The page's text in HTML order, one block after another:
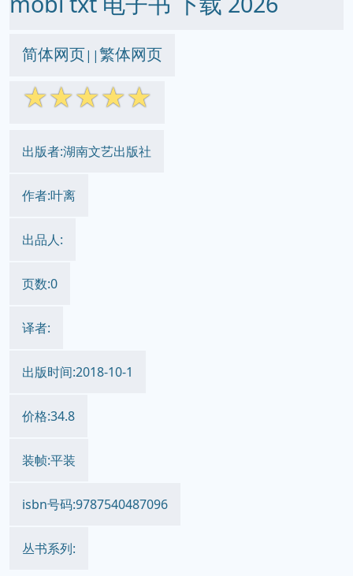
简体网页||繁体网页
☆☆☆☆☆
出版者:湖南文艺出版社
作者:叶离
出品人:
页数:0
译者:
出版时间:2018-10-1
价格:34.8
装帧:平装
isbn号码:9787540487096
丛书系列: